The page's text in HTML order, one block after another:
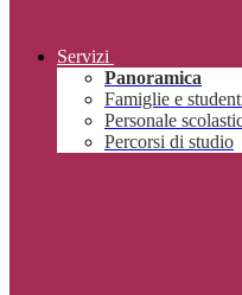
Servizi
Panoramica
Famiglie e
Personale
Percorsi di studio